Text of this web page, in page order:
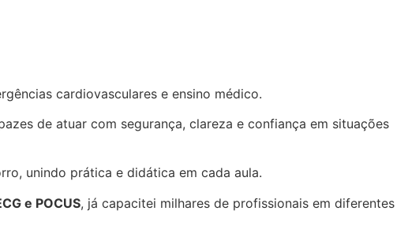
cardiovasculares e ensino médico.
de atuar com segurança, clareza e confiança em situações
unindo prática e didática em cada aula.
e POCUS, já capacitei milhares de profissionais em diferentes